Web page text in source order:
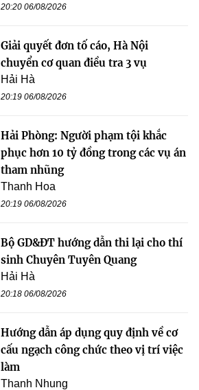
20:20 06/08/2026
Giải quyết đơn tố cáo, Hà Nội
chuyển cơ quan điều tra 3 vụ
Hải Hà
20:19 06/08/2026
Hải Phòng: Người phạm tội khắc
phục hơn 10 tỷ đồng trong các vụ án
tham nhũng
Thanh Hoa
20:19 06/08/2026
Bộ GD&ĐT hướng dẫn thi lại cho thí
sinh Chuyên Tuyên Quang
Hải Hà
20:18 06/08/2026
Hướng dẫn áp dụng quy định về cơ
cấu ngạch công chức theo vị trí việc
làm
Thanh Nhung